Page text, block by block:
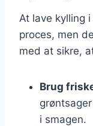
At lave kylling
proces, men
med at sikre,
Brug
i smagen.